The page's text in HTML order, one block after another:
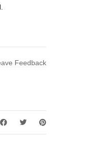
Feedback